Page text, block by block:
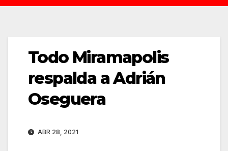
Todo Miramapolis
respalda a Adrián
Oseguera
ABR 28, 2021